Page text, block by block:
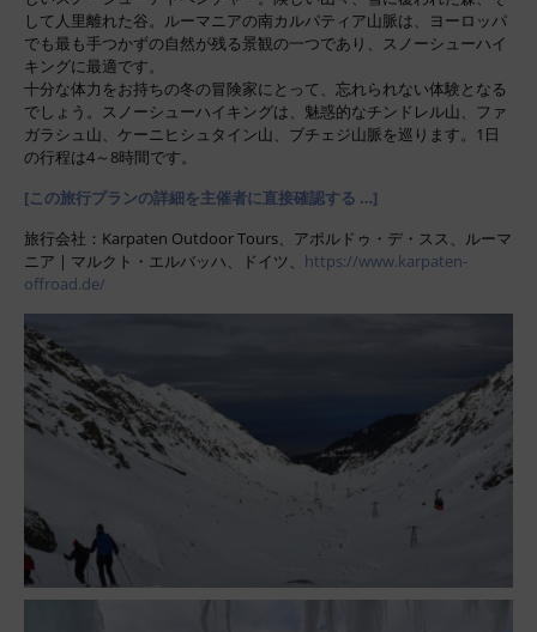
して人里離れた谷。ルーマニアの南カルパティア山脈は、ヨーロッパ
でも最も手つかずの自然が残る景観の一つであり、スノーシューハイ
キングに最適です。
十分な体力をお持ちの冬の冒険家にとって、忘れられない体験となる
でしょう。スノーシューハイキングは、魅惑的なチンドレル山、ファ
ガラシュ山、ケーニヒシュタイン山、ブチェジ山脈を巡ります。1日
の行程は4～8時間です。
[この旅行プランの詳細を主催者に直接確認する …]
旅行会社：Karpaten Outdoor Tours、アポルドゥ・デ・スス、ルーマ
ニア | マルクト・エルバッハ、ドイツ、 https://www.karpaten-
offroad.de/